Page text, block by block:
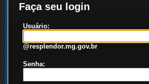
Faça seu login
Usuário:
@resplendor.mg.gov.br
Senha: